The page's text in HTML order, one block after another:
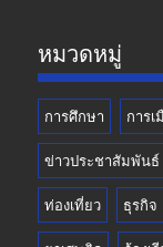
หมวดหมู่
การศึกษา การเ
ข่าวประชาสัมพันธ์
ท่องเที่ยว ธุรกิจ